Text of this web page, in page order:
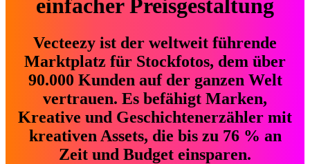
einfacher Preisgestaltung
Vecteezy ist der weltweit führende
Marktplatz für Stockfotos, dem über
90.000 Kunden auf der ganzen Welt
vertrauen. Es befähigt Marken,
Kreative und Geschichtenerzähler mit
kreativen Assets, die bis zu 76 % an
Zeit und Budget einsparen.